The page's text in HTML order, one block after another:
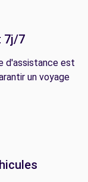
7j/7
d'assistance est
un voyage